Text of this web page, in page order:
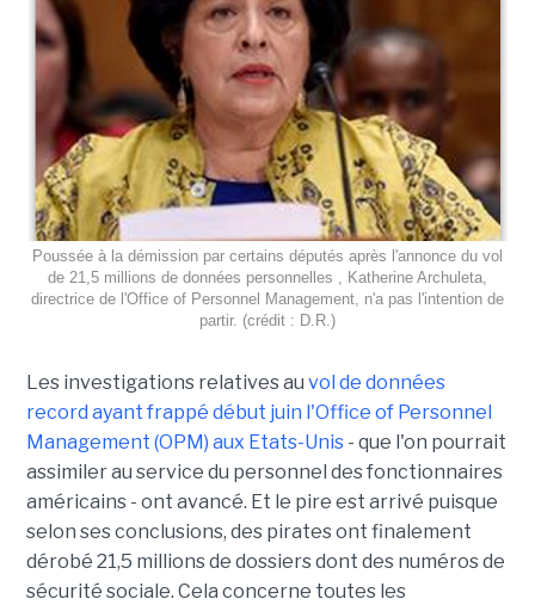
Poussée à la démission par certains députés après l'annonce du vol
de 21,5 millions de données personnelles , Katherine Archuleta,
directrice de l'Office of Personnel Management, n'a pas l'intention de
partir. (crédit : D.R.)
Les investigations relatives au vol de données
record ayant frappé début juin l'Office of Personnel
Management (OPM) aux Etats-Unis- que l'on pourrait
assimiler au service du personnel des fonctionnaires
américains - ont avancé. Et le pire est arrivé puisque
selon ses conclusions, des pirates ont finalement
dérobé 21,5 millions de dossiers dont des numéros de
sécurité sociale. Cela concerne toutes les